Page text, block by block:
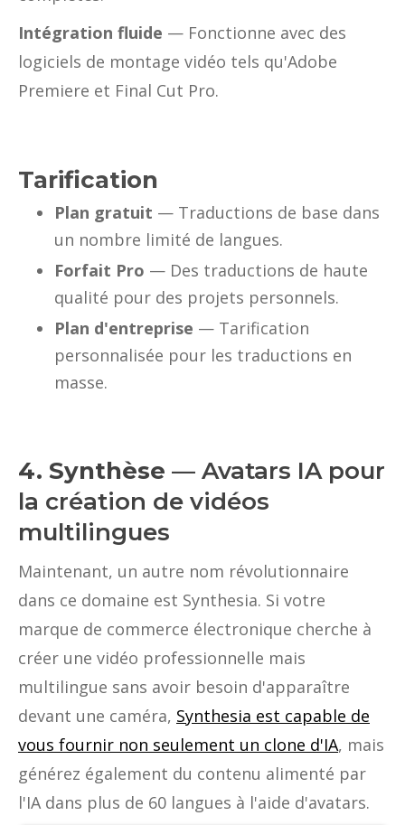
Intégration fluide — Fonctionne avec des
logiciels de montage vidéo tels qu'Adobe
Premiere et Final Cut Pro.
Tarification
Plan gratuit — Traductions de base dans
un nombre limité de langues.
Forfait Pro — Des traductions de haute
qualité pour des projets personnels.
Plan d'entreprise — Tarification
personnalisée pour les traductions en
masse.
4. Synthèse — Avatars IA pour
la création de vidéos
multilingues
Maintenant, un autre nom révolutionnaire
dans ce domaine est Synthesia. Si votre
marque de commerce électronique cherche à
créer une vidéo professionnelle mais
multilingue sans avoir besoin d'apparaître
devant une caméra, Synthesia est capable de
vous fournir non seulement un clone d'IA, mais
générez également du contenu alimenté par
l'IA dans plus de 60 langues à l'aide d'avatars.